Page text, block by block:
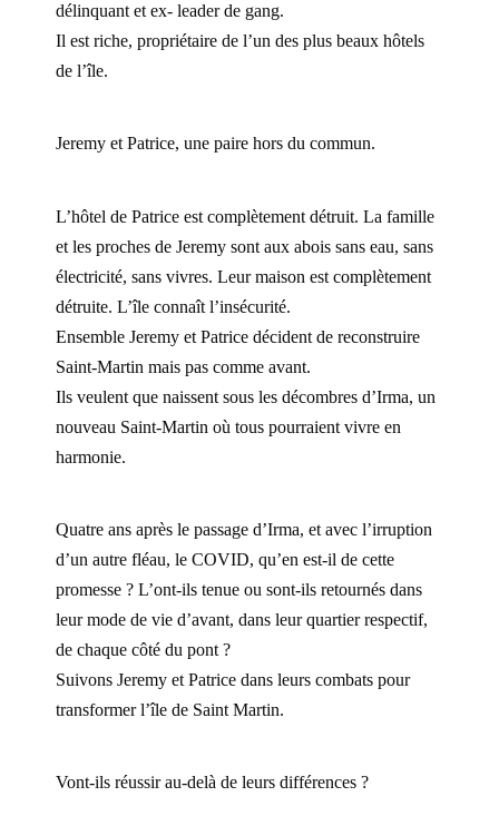
délinquant et ex- leader de gang.
Il est riche, propriétaire de l’un des plus beaux hôtels
de l’île.
Jeremy et Patrice, une paire hors du commun.
L’hôtel de Patrice est complètement détruit. La famille
et les proches de Jeremy sont aux abois sans eau, sans
électricité, sans vivres. Leur maison est complètement
détruite. L’île connaît l’insécurité.
Ensemble Jeremy et Patrice décident de reconstruire
Saint-Martin mais pas comme avant.
Ils veulent que naissent sous les décombres d’Irma, un
nouveau Saint-Martin où tous pourraient vivre en
harmonie.
Quatre ans après le passage d’Irma, et avec l’irruption
d’un autre fléau, le COVID, qu’en est-il de cette
promesse ? L’ont-ils tenue ou sont-ils retournés dans
leur mode de vie d’avant, dans leur quartier respectif,
de chaque côté du pont ?
Suivons Jeremy et Patrice dans leurs combats pour
transformer l’île de Saint Martin.
Vont-ils réussir au-delà de leurs différences ?